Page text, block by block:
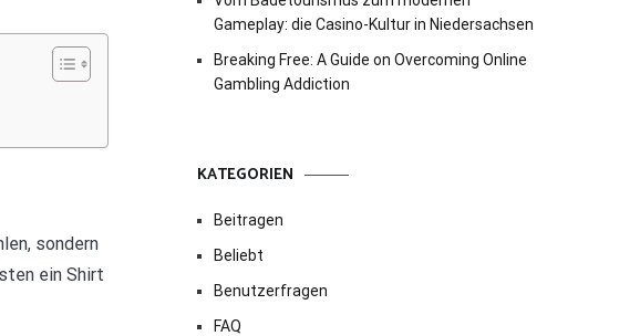
sondern
ein Shirt
Gameplay: die Casino-Kultur in Niedersachsen
Breaking Free: A Guide on Overcoming Online
Gambling Addiction
KATEGORIEN
Beitragen
Beliebt
Benutzerfragen
FAQ